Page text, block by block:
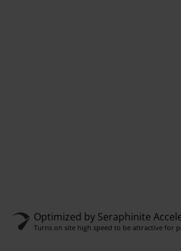
Optimized by Seraphinite
Turns on site high speed to be attractive for